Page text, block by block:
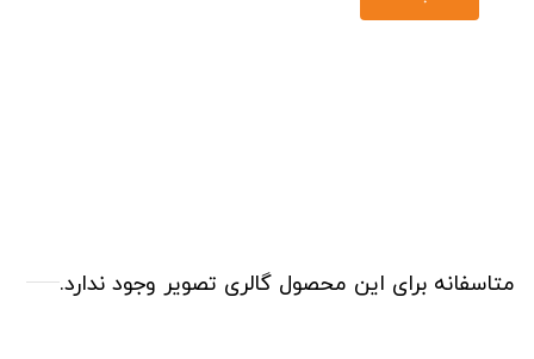
متاسفانه برای این محصول گالری تصویر وجود ندارد.